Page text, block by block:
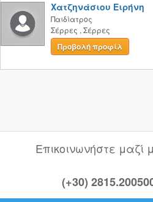
Χατζηνάσιου Ειρήνη
Παιδίατρος
Σέρρες , Σέρρες
Προβολή προφίλ
Επικοινωνήστε
(+30)